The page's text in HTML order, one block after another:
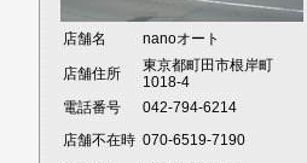
店舗名 nanoオート
店舗住所
東京都町田市根岸町
1018-4
電話番号
042-794-6214
店舗不在時 070-6519-7190